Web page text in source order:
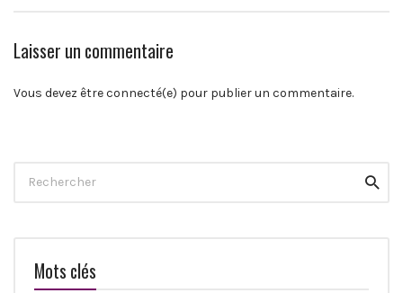
Laisser un commentaire
Vous devez être connecté(e) pour publier un commentaire.
for:
Mots clés